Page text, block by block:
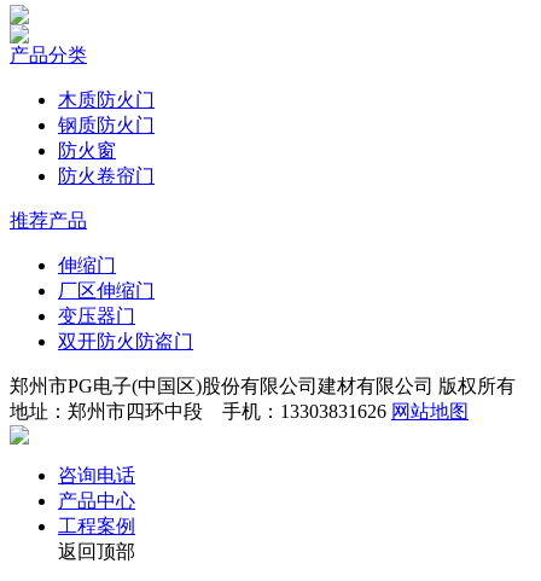
产品分类
木质防火门
钢质防火门
防火窗
防火卷帘门
推荐产品
伸缩门
厂区伸缩门
变压器门
双开防火防盗门
郑州市PG电子(中国区)股份有限公司建材有限公司 版权所有
地址：郑州市四环中段 手机：13303831626 网站地图
咨询电话
产品中心
工程案例
返回顶部